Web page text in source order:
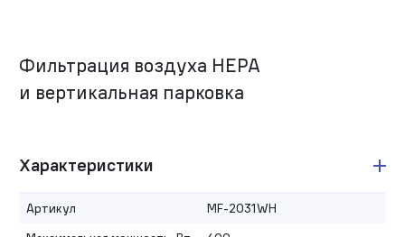
Фильтрация воздуха HEPA
и вертикальная парковка
Характеристики
Артикул
MF-2031WH